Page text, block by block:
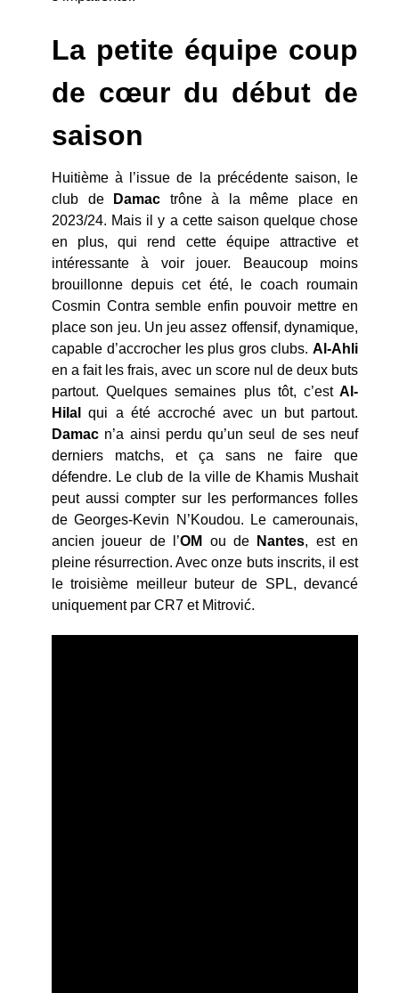
La petite équipe coup
de cœur du début de
saison
Huitième à l’issue de la précédente saison, le
club de
Damac trône à la même place en
2023/24. Mais il y a cette saison quelque chose
en plus, qui rend cette équipe attractive et
intéressante à voir jouer. Beaucoup moins
brouillonne depuis cet été, le coach roumain
Cosmin Contra semble enfin pouvoir mettre en
place son jeu. Un jeu assez offensif, dynamique,
capable d’accrocher les plus gros clubs. Al-Ahli
en a fait les frais, avec un score nul de deux buts
partout. Quelques semaines plus tôt, c’estAl-
Hilalqui a été accroché avec un but partout.
Damac n’a ainsi perdu qu’un seul de ses neuf
derniers matchs, et ça sans ne faire que
défendre. Le club de la ville de Khamis Mushait
peut aussi compter sur les performances folles
de Georges-Kevin N’Koudou. Le camerounais,
ancien joueur de l’OM ou de Nantes, est en
pleine résurrection. Avec onze buts inscrits, il est
le troisième meilleur buteur de SPL, devancé
uniquement par CR7 et Mitrović.